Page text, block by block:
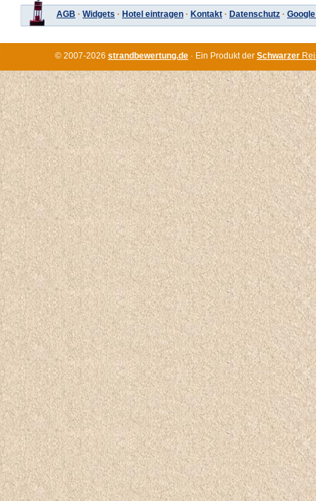
AGB · Widgets · Hotel eintragen · Kontakt · Datenschutz ·
© 2007-2026 strandbewertung.de · Ein Produkt der Schwarzer